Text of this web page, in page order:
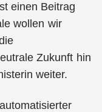
einen Beitrag
wollen wir
Zukunft hin
weiter.